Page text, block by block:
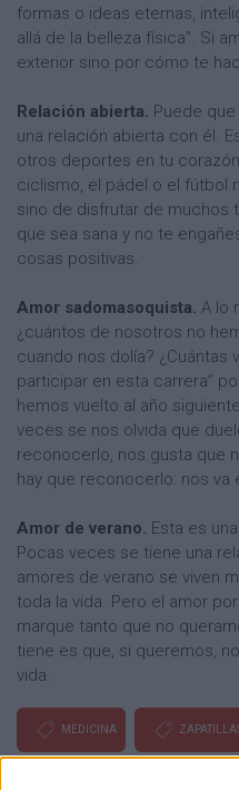
formas o ideas eternas,
allá de la belleza física”. Si
exterior sino por cómo te
Relación abierta. Puede
una relación abierta con él.
otros deportes en tu
ciclismo, el pádel o el fútbol
sino de disfrutar de muchos
que sea sana y no te
cosas positivas.
Amor sadomasoquista. A lo
¿cuántos de nosotros no
cuando nos dolía? ¿Cuántas
participar en esta carrera”
hemos vuelto al año
veces se nos olvida que
reconocerlo, nos gusta que
hay que reconocerlo: nos va
Amor de verano. Esta es
Pocas veces se tiene una
amores de verano se viven
toda la vida. Pero el amor
marque tanto que no
tiene es que, si queremos,
vida.
MEDICINA